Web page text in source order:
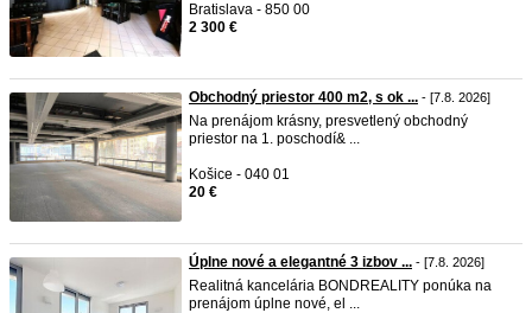
Bratislava - 850 00
2 300 €
Obchodný priestor 400 m2, s ok ... - [7.8. 2026]
Na prenájom krásny, presvetlený obchodný
priestor na 1. poschodí& ...
Košice - 040 01
20 €
Úplne nové a elegantné 3 izbov ... - [7.8. 2026]
Realitná kancelária BONDREALITY ponúka na
prenájom úplne nové, el ...